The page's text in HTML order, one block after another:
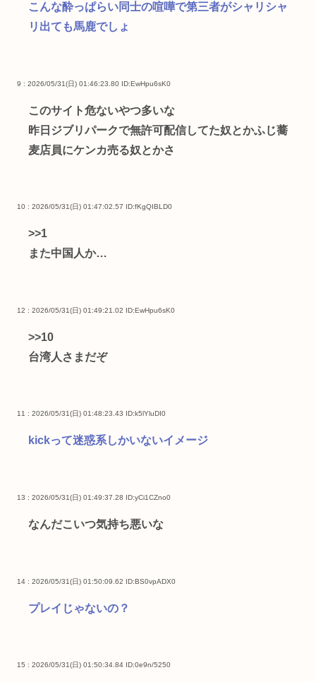
こんな酔っぱらい同士の喧嘩で第三者がシャリシャ
リ出ても馬鹿でしょ
9 : 2026/05/31(日) 01:46:23.80 ID:EwHpu6sK0
このサイト危ないやつ多いな
昨日ジブリパークで無許可配信してた奴とかふじ蕎
麦店員にケンカ売る奴とかさ
10 : 2026/05/31(日) 01:47:02.57 ID:fKgQIBLD0
>>1
また中国人か…
12 : 2026/05/31(日) 01:49:21.02 ID:EwHpu6sK0
>>10
台湾人さまだぞ
11 : 2026/05/31(日) 01:48:23.43 ID:k5lYluDI0
kickって迷惑系しかいないイメージ
13 : 2026/05/31(日) 01:49:37.28 ID:yCi1CZno0
なんだこいつ気持ち悪いな
14 : 2026/05/31(日) 01:50:09.62 ID:BS0vpADX0
プレイじゃないの？
15 : 2026/05/31(日) 01:50:34.84 ID:0e9n/5250